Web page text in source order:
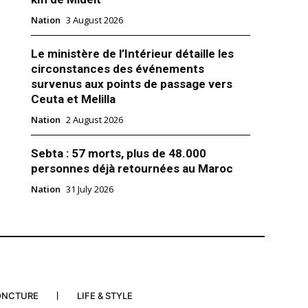
le nouvel an, la Turquie veut
Sainte-Sophie par un
à assister à la prière
samedi matin, premier jour de
Le Président des
Ali Erbas, a lancé un
Nation 3 August 2026
Le ministère de l’Intérieur détaille les
circonstances des événements
survenus aux points de passage vers
Ceuta et Melilla
Nation 2 August 2026
Sebta : 57 morts, plus de 48.000
personnes déjà retournées au Maroc
Nation 31 July 2026
LIFE & STYLE